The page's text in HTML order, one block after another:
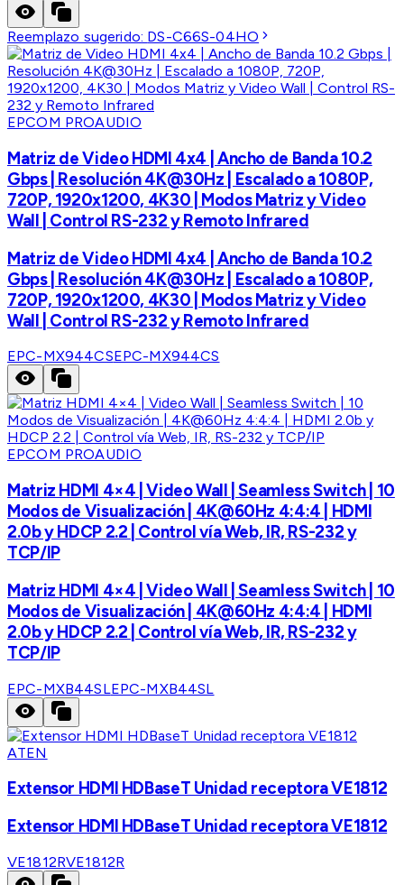
Reemplazo sugerido: DS-C66S-04HO
EPCOM PROAUDIO
Matriz de Video HDMI 4x4 | Ancho de Banda 10.2
Gbps | Resolución 4K@30Hz | Escalado a 1080P,
720P, 1920x1200, 4K30 | Modos Matriz y Video
Wall | Control RS-232 y Remoto Infrared
Matriz de Video HDMI 4x4 | Ancho de Banda 10.2
Gbps | Resolución 4K@30Hz | Escalado a 1080P,
720P, 1920x1200, 4K30 | Modos Matriz y Video
Wall | Control RS-232 y Remoto Infrared
EPC-MX944CSEPC-MX944CS
EPCOM PROAUDIO
Matriz HDMI 4×4 | Video Wall | Seamless Switch | 10
Modos de Visualización | 4K@60Hz 4:4:4 | HDMI
2.0b y HDCP 2.2 | Control vía Web, IR, RS-232 y
TCP/IP
Matriz HDMI 4×4 | Video Wall | Seamless Switch | 10
Modos de Visualización | 4K@60Hz 4:4:4 | HDMI
2.0b y HDCP 2.2 | Control vía Web, IR, RS-232 y
TCP/IP
EPC-MXB44SLEPC-MXB44SL
ATEN
Extensor HDMI HDBaseT Unidad receptora VE1812
Extensor HDMI HDBaseT Unidad receptora VE1812
VE1812RVE1812R